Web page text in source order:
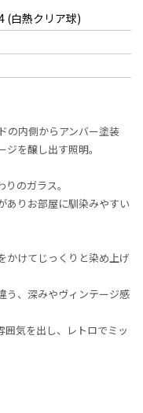
(白熱クリア球)
の内側からアンバー塗装
を醸し出す照明。
のガラス。
ありお部屋に馴染みやすい
かけてじっくりと染め上げ
う、深みやヴィンテージ感
囲気を出し、レトロでミッ